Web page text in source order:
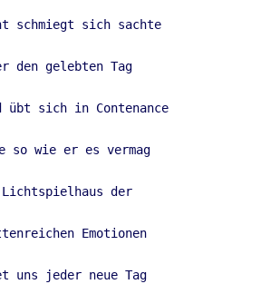
schmiegt sich sachte
den gelebten Tag
übt sich in Contenance
so wie er es vermag
Lichtspielhaus der
Emotionen
uns jeder neue Tag